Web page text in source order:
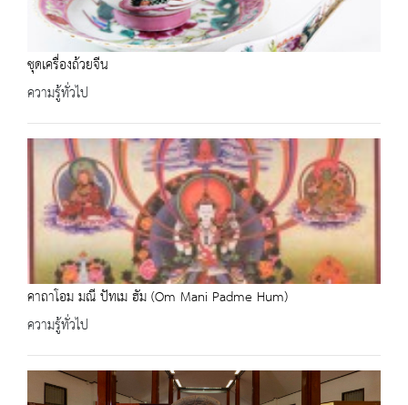
ชุดเครื่องถ้วยจีน
ความรู้ทั่วไป
คาถาโอม มณี ปัทเม ฮัม (Om Mani Padme Hum)
ความรู้ทั่วไป